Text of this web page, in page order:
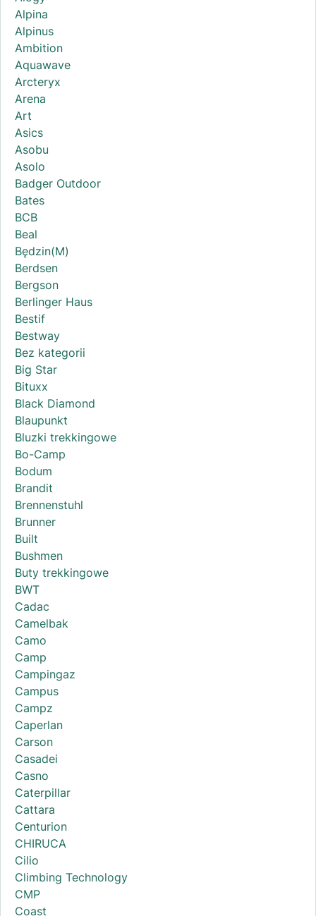
Alpina
Alpinus
Ambition
Aquawave
Arcteryx
Arena
Art
Asics
Asobu
Asolo
Badger Outdoor
Bates
BCB
Beal
Będzin(M)
Berdsen
Bergson
Berlinger Haus
Bestif
Bestway
Bez kategorii
Big Star
Bituxx
Black Diamond
Blaupunkt
Bluzki trekkingowe
Bo-Camp
Bodum
Brandit
Brennenstuhl
Brunner
Built
Bushmen
Buty trekkingowe
BWT
Cadac
Camelbak
Camo
Camp
Campingaz
Campus
Campz
Caperlan
Carson
Casadei
Casno
Caterpillar
Cattara
Centurion
CHIRUCA
Cilio
Climbing Technology
CMP
Coast